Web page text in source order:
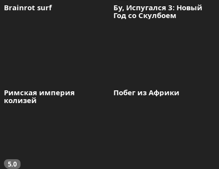
Brainrot surf
Бу, Испугался 3: Новый
Год со Скулбоем
Римская империя
колизей
Побег из Африки
5.0